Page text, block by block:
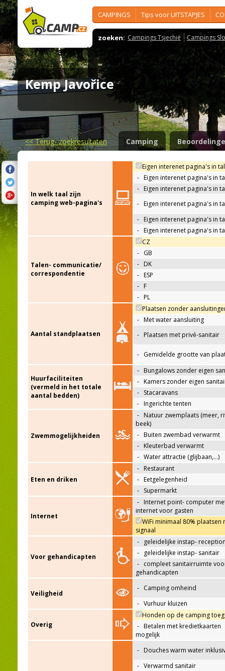
CAMPINGS Tips voor UITSTAPJES
zoeken: Campings Tsjechië Campings
Kemp Javořice
<<Terug- zoekresultaten Camping
In welk taal zijn
camping web-pagina's
Eigen interenet pagina's in
- Eigen interenet pagina's in
- Eigen interenet pagina's in
- Eigen interenet pagina's in
- Eigen interenet pagina's in
- Eigen interenet pagina's in
Talen- communicatie/
correspondentie
CZ
- GB
- DK
- ESP
- F
- PL
Aantal standplaatsen
Plaatsen zonder
- Met water aansluiting
- Plaatsen met privé-sanitair
- Gemidelde grootte van
Huurfaciliteiten
(vermeld in het totale
aantal bedden)
- Bungalows zonder eigen
- Kamers zonder eigen
- Stacaravans
- Ingerichte tenten
Zwemmogelijkheiden
- Natuur zwemplaats (meer,
beek)
- Buiten zwembad verwarmt
- Kleuterbad verwarmt
- Water attractie (glijbaan,…)
Eten en driken
- Restaurant
- Eetgelegenheid
- Supermarkt
Internet
- Internet point- computer
internet voor gasten
WiFi minimaal 80% plaatsen
signaal
Voor gehandicapten
-
geleidelijke instap-
-
geleidelijke instap- sanitair
- compleet sanitairruimte
gehandicapten
Veiligheid
- Camping omheind
- Vurhuur kluizen
Overig
Honden op de camping
- Betalen met kredietkaarten
mogelijk
- Douches warm water
- Verwarmd sanitair